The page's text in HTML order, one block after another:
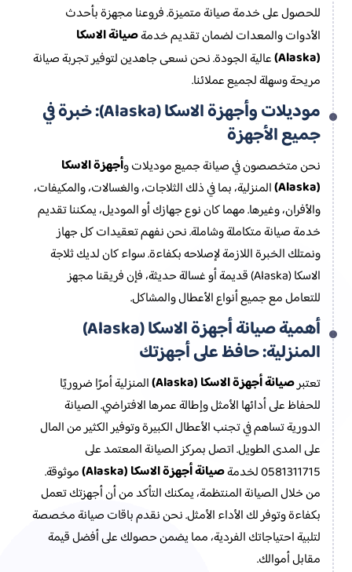
للحصول على خدمة صيانة متميزة. فروعنا مجهزة بأحدث
الأدوات والمعدات لضمان تقديم خدمةصيانة الاسكا
(Alaska)
عالية الجودة. نحن نسعى جاهدين لتوفير تجربة صيانة
مريحة وسهلة لجميع عملائنا.
موديلات وأجهزة الاسكا (Alaska): خبرة في
جميع الأجهزة
نحن متخصصون في صيانة جميع موديلات وأجهزة الاسكا
(Alaska)
المنزلية، بما في ذلك الثلاجات، والغسالات، والمكيفات،
والأفران، وغيرها. مهما كان نوع جهازك أو الموديل، يمكننا تقديم
خدمة صيانة متكاملة وشاملة. نحن نفهم تعقيدات كل جهاز
ونمتلك الخبرة اللازمة لإصلاحه بكفاءة. سواء كان لديك ثلاجة
الاسكا (Alaska) قديمة أو غسالة حديثة، فإن فريقنا مجهز
للتعامل مع جميع أنواع الأعطال والمشاكل.
أهمية صيانة أجهزة الاسكا (Alaska)
المنزلية: حافظ على أجهزتك
تعتبرصيانة أجهزة الاسكا (Alaska)
المنزلية أمرًا ضروريًا
للحفاظ على أدائها الأمثل وإطالة عمرها الافتراضي. الصيانة
الدورية تساهم في تجنب الأعطال الكبيرة وتوفير الكثير من المال
على المدى الطويل. اتصل بمركز الصيانة المعتمد على
0581311715 لخدمة
صيانة أجهزة الاسكا (Alaska)
موثوقة.
من خلال الصيانة المنتظمة، يمكنك التأكد من أن أجهزتك تعمل
بكفاءة وتوفر لك الأداء الأمثل. نحن نقدم باقات صيانة مخصصة
لتلبية احتياجاتك الفردية، مما يضمن حصولك على أفضل قيمة
مقابل أموالك.